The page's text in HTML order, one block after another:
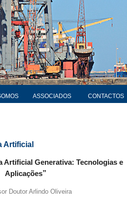
ASSOCIADOS CONTACTOS
Artificial
Artificial Generativa: Tecnologias e
Aplicações”
Doutor Arlindo Oliveira